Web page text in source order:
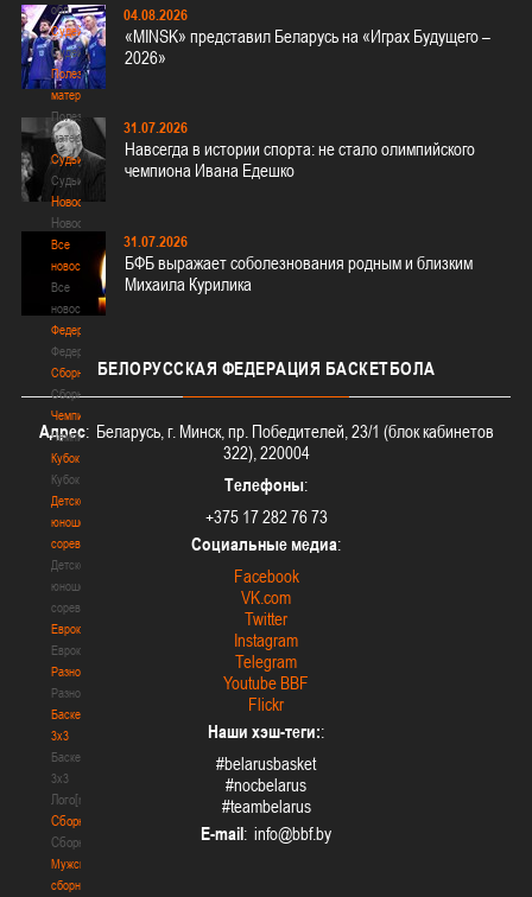
обл
Судейство
Судейство
Полезные
материалы
Полезные
материалы
Судьи
Судьи
Новости
Новости
Все
новости
Все
новости
Федерация
Федерация
Сборные
Сборные
Чемпионат
Чемпионат
Кубок
Кубок
Детско-
юношеские
соревнования
Детско-
юношеские
соревнования
Еврокубки
Еврокубки
Разное
Разное
Баскетбол
3х3
Баскетбол
3х3
Лого[modid=121]
Сборные
Сборные
Мужские
сборные
04.08.2026
«MINSK» представил Беларусь на «Играх Будущего –
2026»
31.07.2026
Навсегда в истории спорта: не стало олимпийского
чемпиона Ивана Едешко
31.07.2026
БФБ выражает соболезнования родным и близким
Михаила Курилика
БЕЛОРУССКАЯ ФЕДЕРАЦИЯ БАСКЕТБОЛА
Адрес: Беларусь, г. Минск, пр. Победителей, 23/1 (блок кабинетов
322), 220004
Телефоны:
+375 17 282 76 73
Социальные медиа:
Facebook
VK.com
Twitter
Instagram
Telegram
Youtube BBF
Flickr
Наши хэш-теги::
#belarusbasket
#nocbelarus
#teambelarus
E-mail: